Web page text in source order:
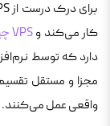
کار می‌کند و VPS‌ چیست؟
دارد که توسط
مجزا و مستقل
واقعی عمل می‌کنند.